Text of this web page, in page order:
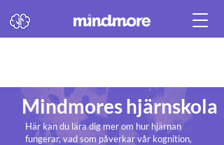
Mindmores hjärnskola
Här kan du lära dig mer om hur hjärnan
fungerar, vad som påverkar vår kognition,